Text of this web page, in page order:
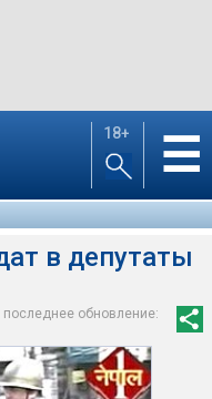
18+ ☰
в депутаты
последнее обновление: